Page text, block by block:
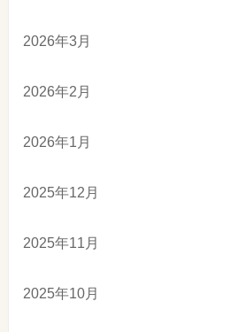
2026年3月
2026年2月
2026年1月
2025年12月
2025年11月
2025年10月